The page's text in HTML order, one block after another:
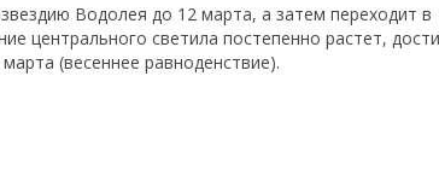
Водолея до 12 марта, а затем переходит в
центрального светила постепенно растет,
(весеннее равноденствие).